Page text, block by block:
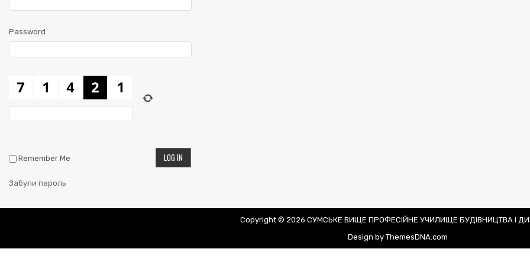
Password
Remember Me
Забули пароль
Copyright © 2026 СУМСЬКЕ ВИЩЕ ПРОФЕСІЙНЕ УЧИЛИЩЕ БУДІВНИЦТВА І
Design by ThemesDNA.com